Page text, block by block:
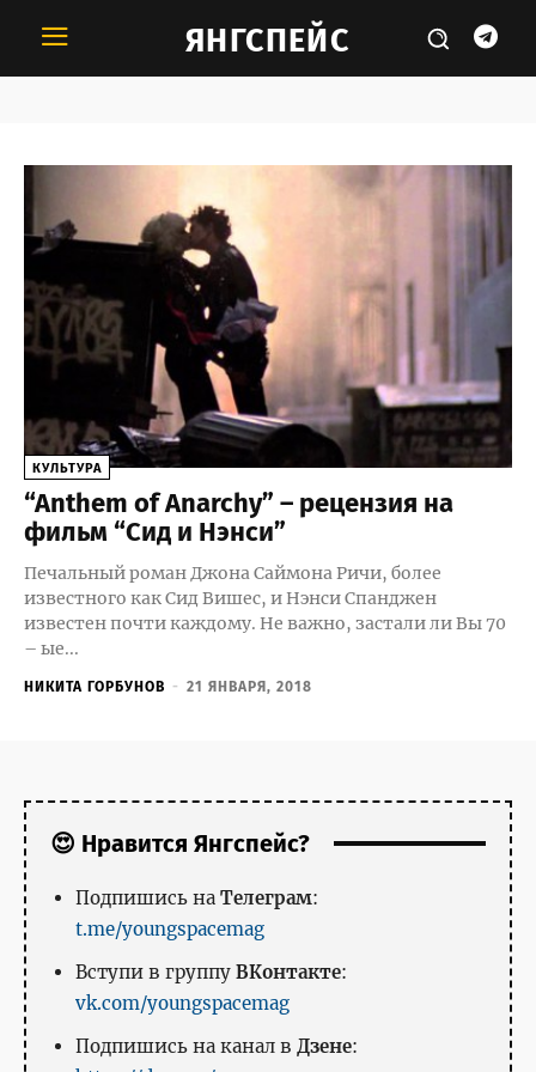
ЯНГСПЕЙС
Тема: Сид и Нэнси
КУЛЬТУРА
“Anthem of Anarchy” – рецензия на
фильм “Сид и Нэнси”
Печальный роман Джона Саймона Ричи, более
известного как Сид Вишес, и Нэнси Спанджен
известен почти каждому. Не важно, застали ли Вы 70
– ые...
НИКИТА ГОРБУНОВ - 21 ЯНВАРЯ, 2018
😍 Нравится Янгспейс?
Подпишись на Телеграм:
t.me/youngspacemag
Вступи в группу ВКонтакте:
vk.com/youngspacemag
Подпишись на канал в Дзене: